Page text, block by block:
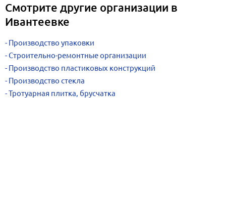
Смотрите другие организации в
Ивантеевке
Производство упаковки
Строительно-ремонтные организации
Производство пластиковых конструкций
Производство стекла
Тротуарная плитка, брусчатка